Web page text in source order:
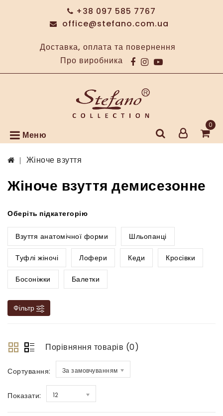
+38 097 585 7767
office@stefano.com.ua
Доставка, оплата та повернення
Про виробника
Меню
0
Жіноче взуття
Жіноче взуття демисезонне
Оберіть підкатегорію
Взуття анатомічної форми Шльопанці
Туфлі жіночі Лофери Кеди Кросівки
Босоніжки Балетки
Фільтр
Порівняння товарів (0)
Сортування: За замовчуванням
Показати: 12